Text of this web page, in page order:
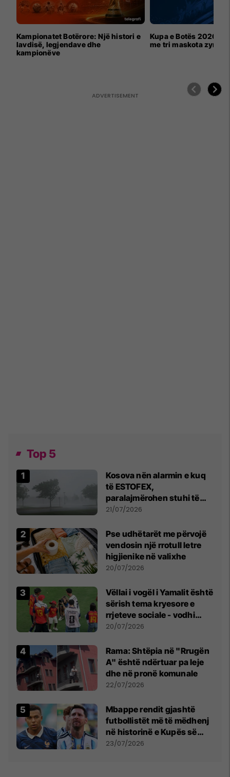
Kampionatet Botërore: Një histori e
lavdisë, legjendave dhe
kampionëve
Kupa e Botës 2026
me tri maskota zyrtare
Top 5
Kosova nën alarmin e kuq
të ESTOFEX,
paralajmërohen stuhi të
fuqishme me breshër dhe
21/07/2026
Pse udhëtarët me përvojë
vendosin një rrotull letre
higjienike në valixhe
20/07/2026
Vëllai i vogël i Yamalit është
sërish tema kryesore e
rrjeteve sociale - vodhi
vëmendjen pas finales së
20/07/2026
Rama: Shtëpia në "Rrugën
A" është ndërtuar pa leje
dhe në pronë komunale
22/07/2026
Mbappe rendit gjashtë
futbollistët më të mëdhenj
në historinë e Kupës së
Botës, Messi mbetet i dyti
23/07/2026